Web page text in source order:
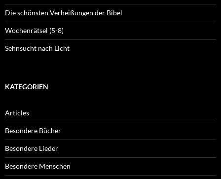
Die schönsten Verheißungen der Bibel
Wochenrätsel (5-8)
Sehnsucht nach Licht
KATEGORIEN
Articles
Besondere Bücher
Besondere Lieder
Besondere Menschen